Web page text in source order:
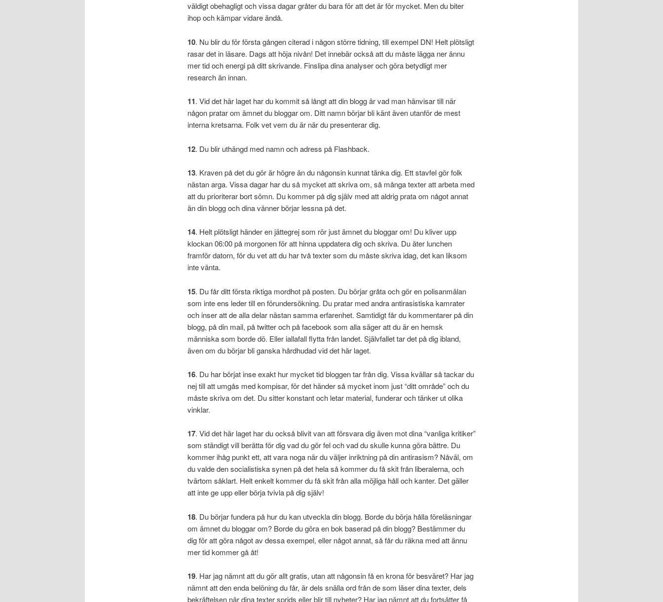
väldigt obehagligt och vissa dagar gråter du bara för att det är för mycket. Men du biter
ihop och kämpar vidare ändå.
10. Nu blir du för första gången citerad i någon större tidning, till exempel DN! Helt plötsligt
rasar det in läsare. Dags att höja nivån! Det innebär också att du måste lägga ner ännu
mer tid och energi på ditt skrivande. Finslipa dina analyser och göra betydligt mer
research än innan.
11. Vid det här laget har du kommit så långt att din blogg är vad man hänvisar till när
någon pratar om ämnet du bloggar om. Ditt namn börjar bli känt även utanför de mest
interna kretsarna. Folk vet vem du är när du presenterar dig.
12. Du blir uthängd med namn och adress på Flashback.
13. Kraven på det du gör är högre än du någonsin kunnat tänka dig. Ett stavfel gör folk
nästan arga. Vissa dagar har du så mycket att skriva om, så många texter att arbeta med
att du prioriterar bort sömn. Du kommer på dig själv med att aldrig prata om något annat
än din blogg och dina vänner börjar lessna på det.
14. Helt plötsligt händer en jättegrej som rör just ämnet du bloggar om! Du kliver upp
klockan 06:00 på morgonen för att hinna uppdatera dig och skriva. Du äter lunchen
framför datorn, för du vet att du har två texter som du måste skriva idag, det kan liksom
inte vänta.
15. Du får ditt första riktiga mordhot på posten. Du börjar gråta och gör en polisanmälan
som inte ens leder till en förundersökning. Du pratar med andra antirasistiska kamrater
och inser att de alla delar nästan samma erfarenhet. Samtidigt får du kommentarer på din
blogg, på din mail, på twitter och på facebook som alla säger att du är en hemsk
människa som borde dö. Eller iallafall flytta från landet. Självfallet tar det på dig ibland,
även om du börjar bli ganska hårdhudad vid det här laget.
16. Du har börjat inse exakt hur mycket tid bloggen tar från dig. Vissa kvällar så tackar du
nej till att umgås med kompisar, för det händer så mycket inom just “ditt område” och du
måste skriva om det. Du sitter konstant och letar material, funderar och tänker ut olika
vinklar.
17. Vid det här laget har du också blivit van att försvara dig även mot dina “vanliga kritiker”
som ständigt vill berätta för dig vad du gör fel och vad du skulle kunna göra bättre. Du
kommer ihåg punkt ett, att vara noga när du väljer inriktning på din antirasism? Nåväl, om
du valde den socialistiska synen på det hela så kommer du få skit från liberalerna, och
tvärtom såklart. Helt enkelt kommer du få skit från alla möjliga håll och kanter. Det gäller
att inte ge upp eller börja tvivla på dig själv!
18. Du börjar fundera på hur du kan utveckla din blogg. Borde du börja hålla föreläsningar
om ämnet du bloggar om? Borde du göra en bok baserad på din blogg? Bestämmer du
dig för att göra något av dessa exempel, eller något annat, så får du räkna med att ännu
mer tid kommer gå åt!
19. Har jag nämnt att du gör allt gratis, utan att någonsin få en krona för besväret? Har jag
nämnt att den enda belöning du får, är dels snälla ord från de som läser dina texter, dels
bekräftelsen när dina texter sprids eller blir till nyheter? Har jag nämnt att du fortsätter få